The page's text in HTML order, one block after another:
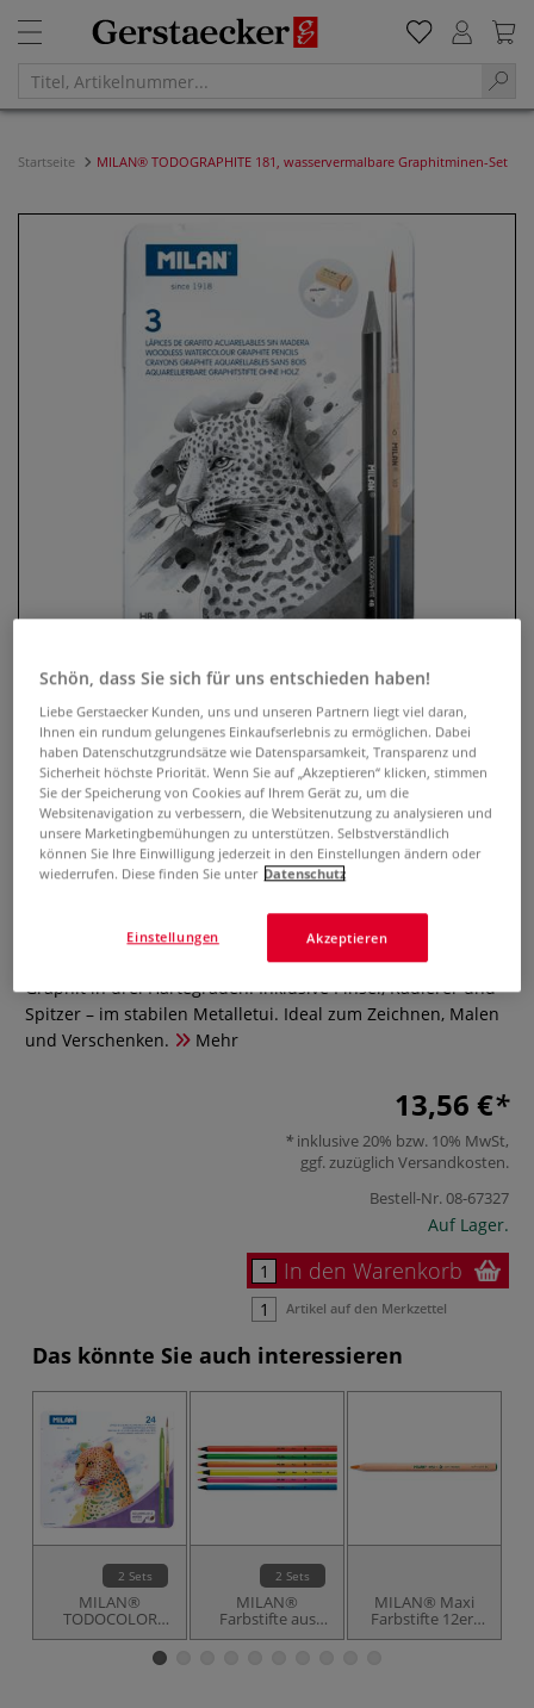
Startseite MILAN® TODOGRAPHITE 181, wasservermalbare Graphitminen-Set
MILAN® TODOGRAPHITE 181,
wasservermalbare
Graphitminen-Set
0 Bewertungen
Vollständig wasservermalbares Aquarellstift-Set mit reinem
Graphit in drei Härtegraden. Inklusive Pinsel, Radierer und
Spitzer – im stabilen Metalletui. Ideal zum Zeichnen, Malen
und Verschenken.
Mehr
13,56 €
inklusive 20% bzw. 10% MwSt,
ggf. zuzüglich Versandkosten.
Bestell-Nr.08-67327
Auf Lager.
In den Warenkorb
Artikel auf den Merkzettel
Das könnte Sie auch interessieren
2 Sets
MILAN®
TODOCOLOR
Aquarellfarbstift-
2 Sets
MILAN®
Farbstifte aus
schwarz
MILAN® Maxi
Farbstifte 12er-
Set
Schön, dass Sie sich für uns entschieden haben!
Liebe Gerstaecker Kunden, uns und unseren Partnern liegt viel daran,
Ihnen ein rundum gelungenes Einkaufserlebnis zu ermöglichen. Dabei
haben Datenschutzgrundsätze wie Datensparsamkeit, Transparenz und
Sicherheit höchste Priorität. Wenn Sie auf „Akzeptieren“ klicken, stimmen
Sie der Speicherung von Cookies auf Ihrem Gerät zu, um die
Websitenavigation zu verbessern, die Websitenutzung zu analysieren und
unsere Marketingbemühungen zu unterstützen. Selbstverständlich
können Sie Ihre Einwilligung jederzeit in den Einstellungen ändern oder
wiederrufen. Diese finden Sie unter Datenschutz
Akzeptieren
Einstellungen